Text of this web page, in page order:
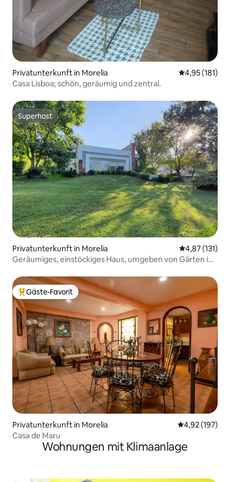
Privatunterkunft in Morelia
4,95 (181)
Casa Lisboa; schön, geräumig und zentral.
Superhost
Superhost
Privatunterkunft in Morelia
4,87 (131)
Geräumiges, einstöckiges Haus, umgeben von Gärten in
Beliebter Gäste-Favorit.
Gäste-Favorit
Privatunterkunft in Morelia
4,92 (197)
Casa de Maru
Wohnungen mit Klimaanlage